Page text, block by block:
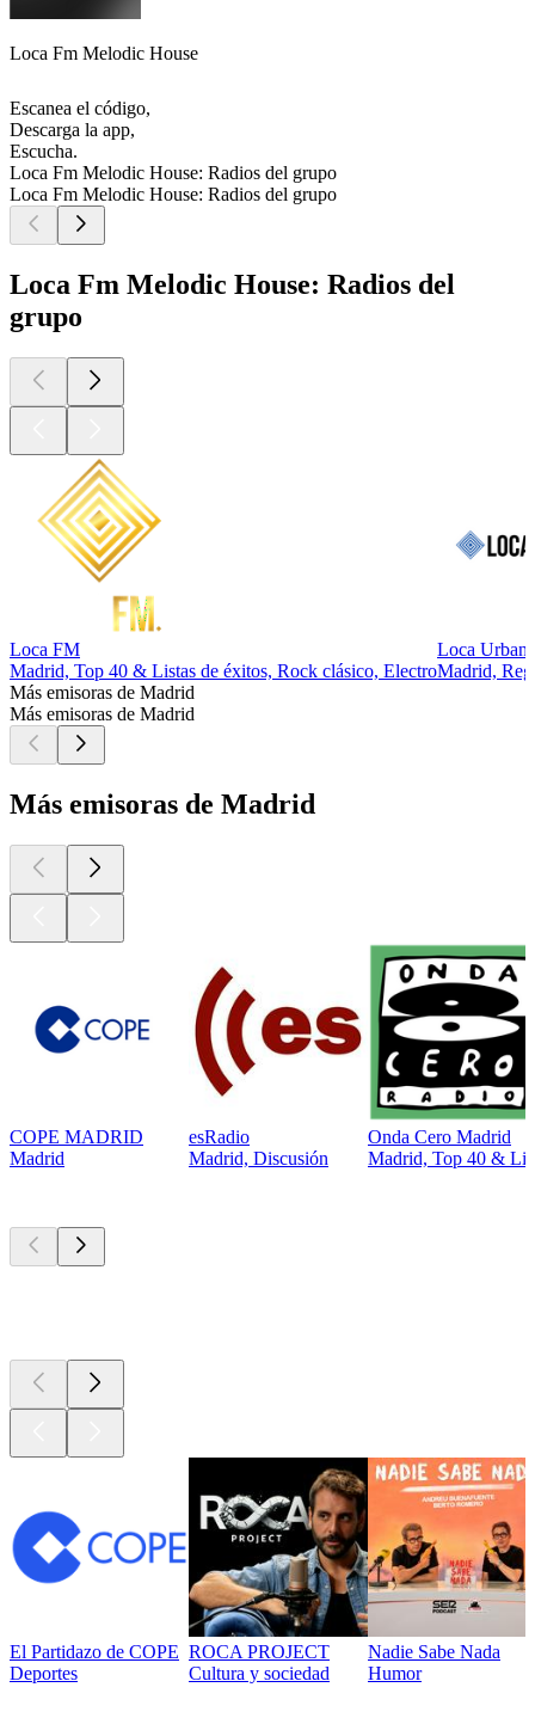
Loca Fm Melodic House
Escanea el código,
Descarga la app,
Escucha.
Loca Fm Melodic House: Radios del grupo
Loca Fm Melodic House: Radios del grupo
Loca Fm Melodic House: Radios del
grupo
Loca FM
Madrid, Top 40 & Listas de éxitos, Rock clásico, Electro
Loca Urban
Madrid,
Más emisoras de Madrid
Más emisoras de Madrid
Más emisoras de Madrid
COPE MADRID
Madrid
esRadio
Madrid, Discusión
Onda Cero Madrid
Madrid, Top 40 &
El Partidazo de COPE
Deportes
ROCA PROJECT
Cultura y sociedad
Nadie Sabe Nada
Humor